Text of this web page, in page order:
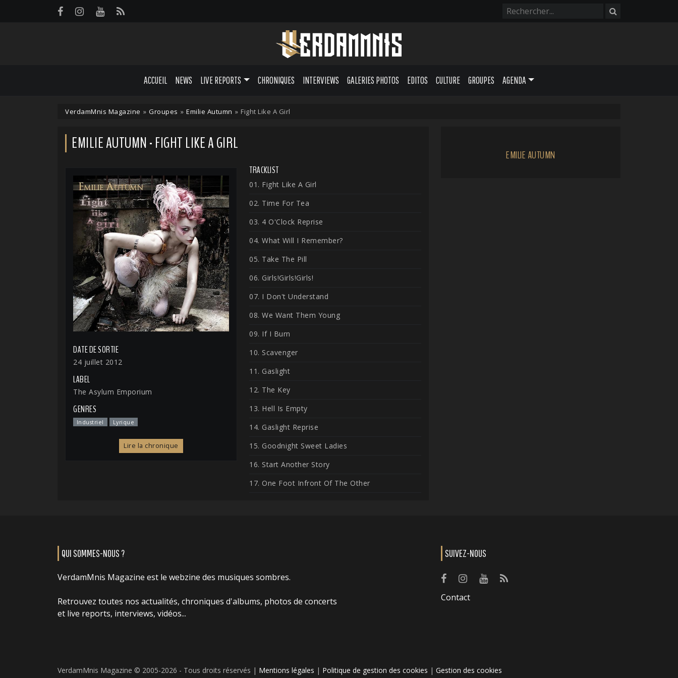
ACCUEIL NEWS LIVE REPORTS CHRONIQUES INTERVIEWS GALERIES PHOTOS EDITOS CULTURE GROUPES AGENDA
VerdamMnis Magazine » Groupes » Emilie Autumn » Fight Like A Girl
EMILIE AUTUMN - FIGHT LIKE A GIRL
DATE DE SORTIE
24 juillet 2012
LABEL
The Asylum Emporium
GENRES
Industriel Lyrique
Lire la chronique
TRACKLIST
01. Fight Like A Girl
02. Time For Tea
03. 4 O'Clock Reprise
04. What Will I Remember?
05. Take The Pill
06. Girls!Girls!Girls!
07. I Don't Understand
08. We Want Them Young
09. If I Burn
10. Scavenger
11. Gaslight
12. The Key
13. Hell Is Empty
14. Gaslight Reprise
15. Goodnight Sweet Ladies
16. Start Another Story
17. One Foot Infront Of The Other
EMILIE AUTUMN
QUI SOMMES-NOUS ?
VerdamMnis Magazine est le webzine des musiques sombres.
Retrouvez toutes nos actualités, chroniques d'albums, photos de concerts
et live reports, interviews, vidéos...
SUIVEZ-NOUS
Contact
VerdamMnis Magazine © 2005-2026 - Tous droits réservés | Mentions légales | Politique de gestion des cookies | Gestion des cookies
Panneau de gestion des cookies